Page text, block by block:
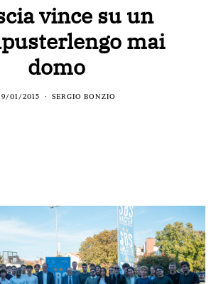
vince su un
mai
domo
01/2015 SERGIO BONZIO